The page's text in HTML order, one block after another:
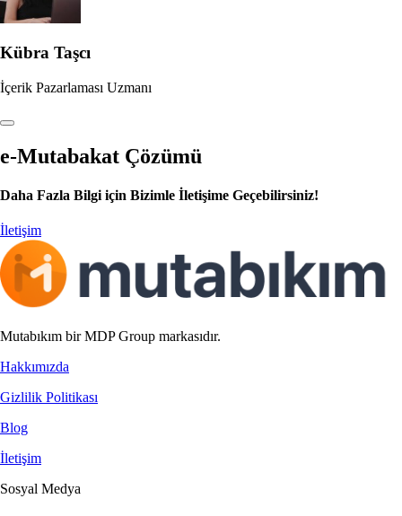
Kübra Taşcı
İçerik Pazarlaması Uzmanı
e-Mutabakat Çözümü
Daha Fazla Bilgi için Bizimle İletişime Geçebilirsiniz!
İletişim
Mutabıkım bir MDP Group markasıdır.
Hakkımızda
Gizlilik Politikası
Blog
İletişim
Sosyal Medya